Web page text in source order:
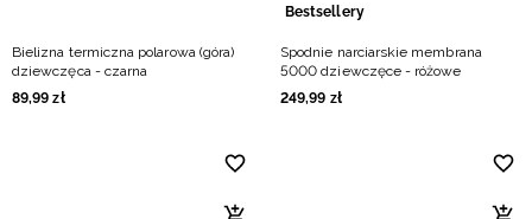
Bielizna termiczna polarowa (góra)
dziewczęca - czarna
89,99 zł
Bestsellery
Spodnie narciarskie membrana
5000 dziewczęce - różowe
249,99 zł